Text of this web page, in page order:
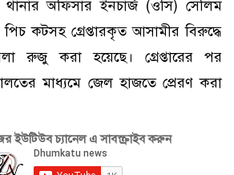
অফিসার ইনচার্জ (ওসি) সেলিম
কটসহ গ্রেপ্তারকৃত আসামীর বিরুদ্ধে
রুজু করা হয়েছে। গ্রেপ্তারের পর
মাধ্যমে জেল হাজতে প্রেরণ করা
ইউটিউব চ্যানেল এ সাবস্ক্রাইব করুন